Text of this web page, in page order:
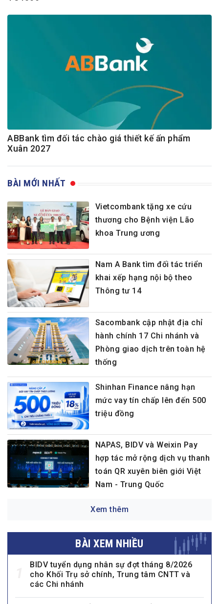
ABBank tìm đối tác chào giá thiết kế ấn phẩm
Xuân 2027
BÀI MỚI NHẤT
Vietcombank tặng xe cứu
thương cho Bệnh viện Lão
khoa Trung ương
Nam A Bank tìm đối tác triển
khai xếp hạng nội bộ theo
Thông tư 14
Sacombank cập nhật địa chỉ
hành chính 17 Chi nhánh và
Phòng giao dịch trên toàn hệ
thống
Shinhan Finance nâng hạn
mức vay tín chấp lên đến 500
triệu đồng
NAPAS, BIDV và Weixin Pay
hợp tác mở rộng dịch vụ thanh
toán QR xuyên biên giới Việt
Nam - Trung Quốc
Xem thêm
BÀI XEM NHIỀU
BIDV tuyển dụng nhân sự đợt tháng 8/2026
cho Khối Trụ sở chính, Trung tâm CNTT và
các Chi nhánh